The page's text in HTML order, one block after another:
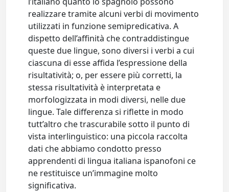
realizzare tramite alcuni verbi di movimento
utilizzati in funzione semipredicativa. A
dispetto dell’affinità che contraddistingue
queste due lingue, sono diversi i verbi a cui
ciascuna di esse affida l’espressione della
risultatività; o, per essere più corretti, la
stessa risultatività è interpretata e
morfologizzata in modi diversi, nelle due
lingue. Tale differenza si riflette in modo
tutt’altro che trascurabile sotto il punto di
vista interlinguistico: una piccola raccolta
dati che abbiamo condotto presso
apprendenti di lingua italiana ispanofoni ce
ne restituisce un’immagine molto
significativa.